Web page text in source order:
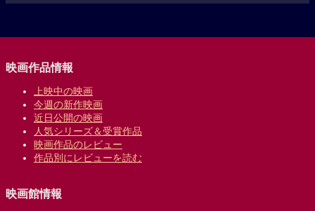
映画作品情報
上映中の映画
今週の新作映画
近日公開の映画
人気シリーズ＆受賞作品
映画作品のレビュー
作品別にレビューを読む
映画館情報